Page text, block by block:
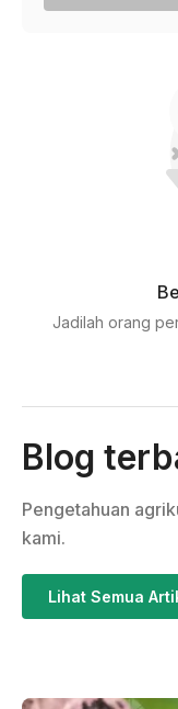
Jadilah orang
Blog
Pengetahuan
kami.
Lihat Semua